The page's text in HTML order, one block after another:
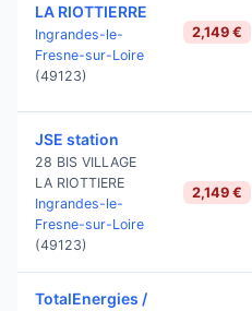
LA RIOTTIERRE
Ingrandes-le-
Fresne-sur-Loire
(49123)
2,149 €
JSE station
28 BIS VILLAGE
LA RIOTTIERE
Ingrandes-le-
Fresne-sur-Loire
(49123)
2,149 €
TotalEnergies /